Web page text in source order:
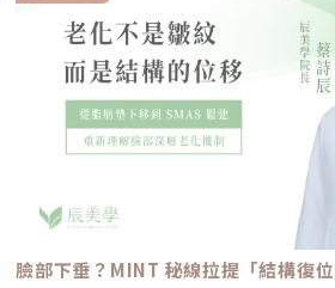
備『Derma Clear黑鑽水飛梭』則以質地柔軟的
旋技術擄獲人心；對消費者而言，『
膚與保濕，而『Derma Clear黑鑽水飛梭』更
取。對於更重視保養的族群，微侵入式的水光
需求；例如：『DermaShine Pro水光槍』利
極細可調式針頭，允許客製化調整，包括：注
度等；『HYCOOX海庫斯水光機』同樣採用智
準注入至真皮層，並搭配5針／9針多針座加速
增添可拆卸一次性過濾系統和專利回流閥系統
入雜質或血液回流而遭受污染，從而提升療程
個人也應注意，舉凡針具型的儀器療程都應使
風險。如果你尋求無針、無創、無修復期的肌
光槍』會是理想的選擇之一，因其使用TAD無
活性成分的安瓶精華滲透肌膚，再由LP3打開
鐘療程如同於敷了100片面膜，而且頭皮、指
隨著肌膚管理日益智能科技化，未來還可在累
下，搭配不同的護膚調理成分，提供更精準且
臉部下垂？MINT 秘線拉提「結構復